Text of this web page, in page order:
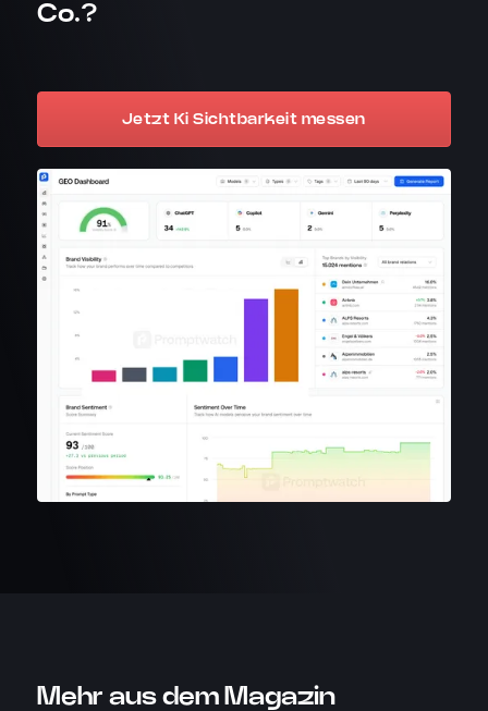
Co.?
Jetzt Ki Sichtbarkeit messen
Mehr aus dem Magazin